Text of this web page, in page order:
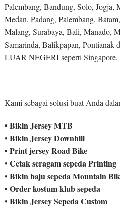
Palembang, Bandung, Solo, Jogja,
Medan, Padang, Palembang,
Malang, Surabaya, Bali, Manado,
Samarinda, Balikpapan, Pontianak
LUAR NEGERI seperti Singapore,
Kami sebagai solusi buat Anda
• Bikin Jersey MTB
• Bikin Jersey Downhill
• Print jersey Road Bike
• Cetak seragam sepeda Printing
• Bikin baju sepeda Mountain
• Order kostum klub sepeda
• Bikin Jersey Sepeda Custom